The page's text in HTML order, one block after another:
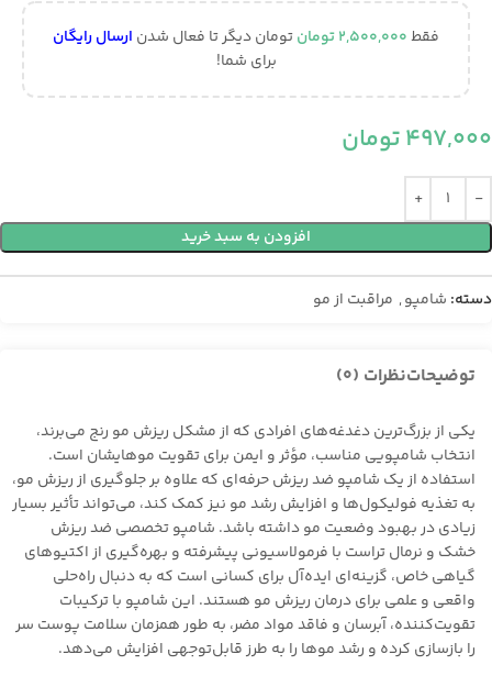
فقط2,500,000تومانتومان دیگر تا فعال شدن ارسال رایگان
برای شما!
497,000تومان
افزودن به سبد خرید
دسته: شامپو, مراقبت از مو
توضیحاتنظرات (0)
یکی از بزرگ‌ترین دغدغه‌های افرادی که از مشکل ریزش مو رنج می‌برند،
انتخاب شامپویی مناسب، مؤثر و ایمن برای تقویت موهایشان است.
استفاده از یک شامپو ضد ریزش حرفه‌ای که علاوه بر جلوگیری از ریزش مو،
به تغذیه فولیکول‌ها و افزایش رشد مو نیز کمک کند، می‌تواند تأثیر بسیار
زیادی در بهبود وضعیت مو داشته باشد. شامپو تخصصی ضد ریزش
خشک و نرمال تراست با فرمولاسیونی پیشرفته و بهره‌گیری از اکتیوهای
گیاهی خاص، گزینه‌ای ایده‌آل برای کسانی است که به دنبال راه‌حلی
واقعی و علمی برای درمان ریزش مو هستند. این شامپو با ترکیبات
تقویت‌کننده، آبرسان و فاقد مواد مضر، به طور همزمان سلامت پوست سر
را بازسازی کرده و رشد موها را به طرز قابل‌توجهی افزایش می‌دهد.